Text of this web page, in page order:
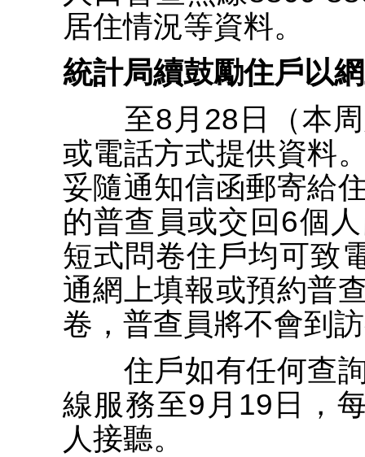
居住情況等資料。
統計局續鼓勵住戶以
至8月28日（本周
或電話方式提供資料
妥隨通知信函郵寄給
的普查員或交回6個
短式問卷住戶均可致
通網上填報或預約普
卷，普查員將不會到
住戶如有任何查詢
線服務至9月19日，
人接聽。